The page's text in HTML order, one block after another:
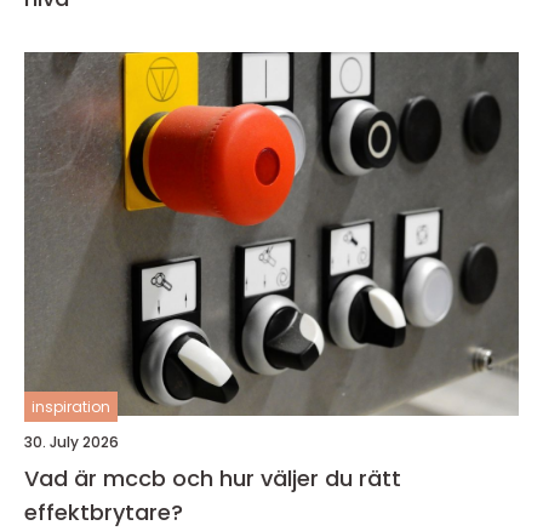
inspiration
30. July 2026
Vad är mccb och hur väljer du rätt
effektbrytare?